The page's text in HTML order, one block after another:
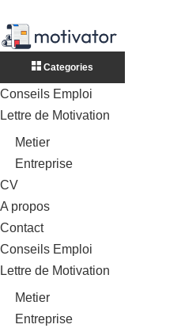
Categories
Conseils Emploi
Lettre de Motivation
Metier
Entreprise
CV
A propos
Contact
Conseils Emploi
Lettre de Motivation
Metier
Entreprise